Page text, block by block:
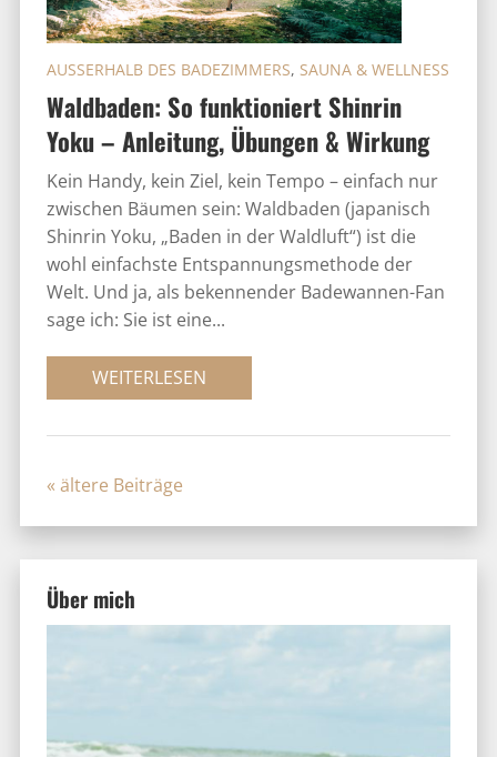
Waldbaden: So funktioniert Shinrin
Yoku – Anleitung, Übungen & Wirkung
AUSSERHALB DES BADEZIMMERS , SAUNA & WELLNESS
Kein Handy, kein Ziel, kein Tempo – einfach nur
zwischen Bäumen sein: Waldbaden (japanisch
Shinrin Yoku, „Baden in der Waldluft“) ist die
wohl einfachste Entspannungsmethode der
Welt. Und ja, als bekennender Badewannen-Fan
sage ich: Sie ist eine...
WEITERLESEN
Über mich